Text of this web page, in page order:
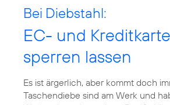
Bei Diebstahl:
EC- und
sperren lassen
Es ist ärgerlich, aber kommt doch
Taschendiebe sind am Werk und